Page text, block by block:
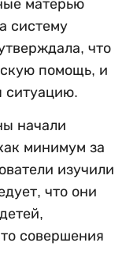
матерью
систему
что
помощь, и
ситуацию.
начали
минимум за
изучили
что они
совершения